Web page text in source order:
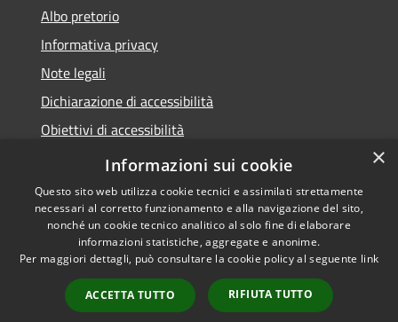
Albo pretorio
Informativa privacy
Note legali
Dichiarazione di accessibilità
Obiettivi di accessibilità
Piano di miglioramento del sito
Accessibilità
Copyright © 2022 -
Comune di Rivergaro -
Powered by Municipium -
Accesso a redazione
×
Informazioni sui cookie
Questo sito web utilizza cookie tecnici e assimilati strettamente
necessari al corretto funzionamento e alla navigazione del sito,
nonché un cookie tecnico analitico al solo fine di elaborare
informazioni statistiche, aggregate e anonime.
Per maggiori dettagli, può consultare la cookie policy al seguente link
ACCETTA TUTTO RIFIUTA TUTTO